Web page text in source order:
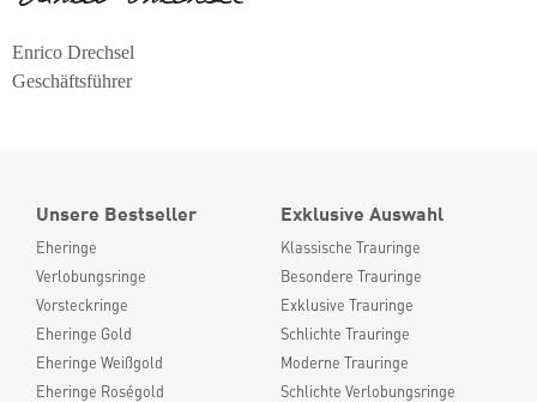
Enrico Drechsel
Geschäftsführer
Unsere Bestseller
Eheringe
Verlobungsringe
Vorsteckringe
Eheringe Gold
Eheringe Weißgold
Eheringe Roségold
Exklusive Auswahl
Klassische Trauringe
Besondere Trauringe
Exklusive Trauringe
Schlichte Trauringe
Moderne Trauringe
Schlichte Verlobungsringe